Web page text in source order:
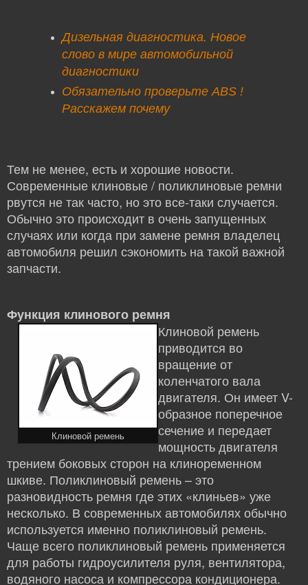
Дизельная диагностика. Новое
слово в мире автомобильной
диагностики
Обязательно проверьте ABS !
Расскажем почему
Тем не менее, есть и хорошие новости.
Современные клиновые / поликлиновые ремни
рвутся не так часто, но это все-таки случается.
Обычно это происходит в очень запущенных
случаях или когда при замене ремня владелец
автомобиля решил сэкономить на такой важной
запчасти.
Функция клинового ремня
Клиновой ремень
Клиновой ремень
приводится во
вращение от
коленчатого вала
двигателя. Он имеет V-
образное поперечное
сечение и передает
мощность двигателя
трением боковых сторон на клиноременном
шкиве. Поликлиновый ремень – это
разновидность ремня где этих «клиньев» уже
несколько. В современных автомобилях обычно
используется именно поликлиновый ремень.
Чаще всего поликлиновый ремень применяется
для работы гидроусилителя руля, вентилятора,
водяного насоса и компрессора кондиционера.